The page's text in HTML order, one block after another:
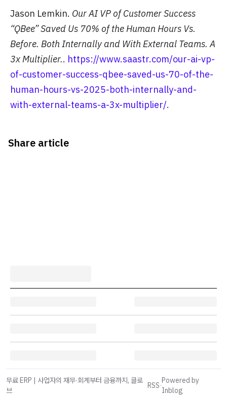
Jason Lemkin. Our AI VP of Customer Success
“QBee” Saved Us 70% of the Human Hours Vs.
Before. Both Internally and With External Teams. A
3x Multiplier.. https://www.saastr.com/our-ai-vp-
of-customer-success-qbee-saved-us-70-of-the-
human-hours-vs-2025-both-internally-and-
with-external-teams-a-3x-multiplier/.
Share article
무료 ERP | 사업자의 재무·회계부터 금융까지, 클로
브
RSS·
Powered by
Inblog